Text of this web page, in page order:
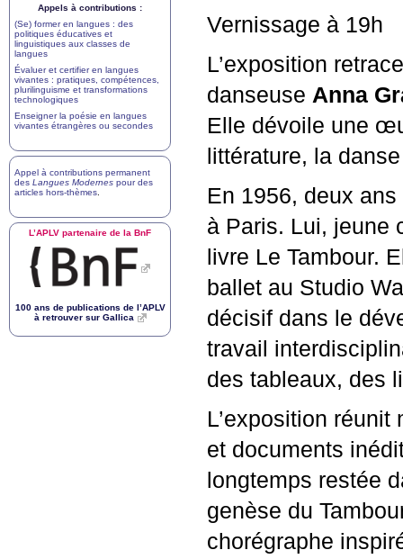
Vernissage à 19h
L’exposition
danseuse Anna
Elle dévoile une
littérature, la
En 1956, deux
à Paris. Lui, jeune
livre Le Tambour.
ballet au Studio
décisif dans le
travail
des tableaux, des
L’exposition
et documents
longtemps restée
genèse du
chorégraphe
Appels à contributions :
(Se) former en langues : des
politiques éducatives et
linguistiques aux classes de
langues
Évaluer et certifier en langues
vivantes : pratiques, compétences,
plurilinguisme et transformations
technologiques
Enseigner la poésie en langues
vivantes étrangères ou secondes
Appel à contributions permanent
des Langues Modernes pour des
articles hors-thèmes
L’APLV partenaire de la BnF
100 ans de publications de l’APLV
à retrouver sur Gallica